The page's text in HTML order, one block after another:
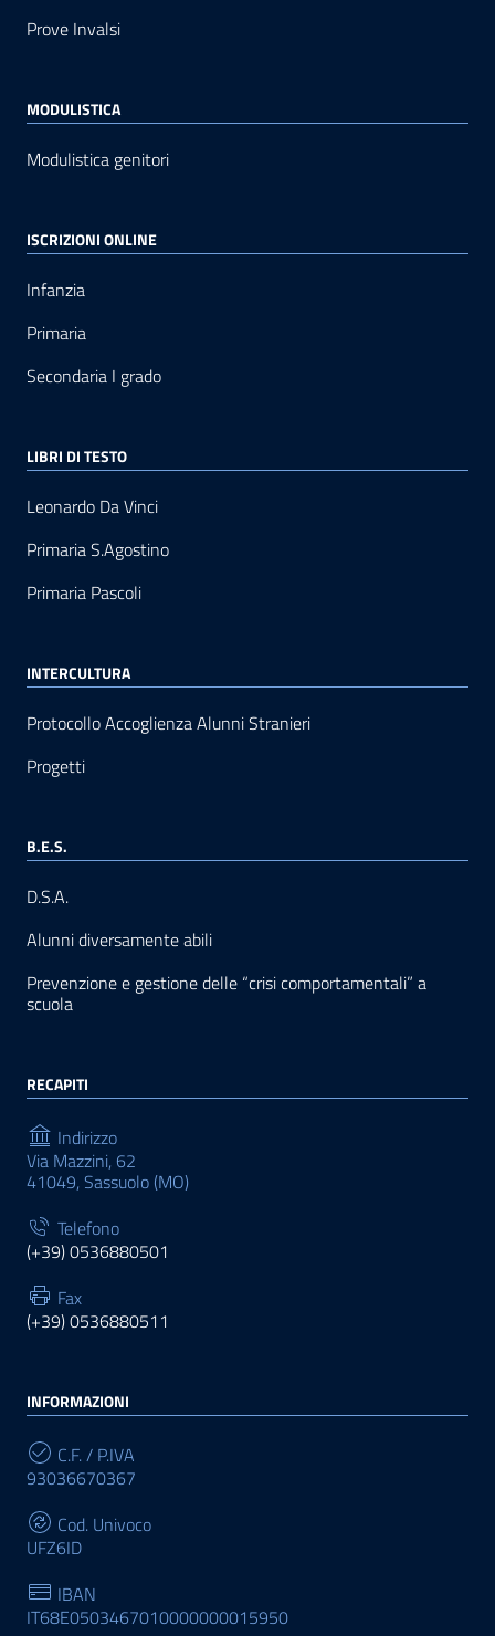
Prove Invalsi
MODULISTICA
Modulistica genitori
ISCRIZIONI ONLINE
Infanzia
Primaria
Secondaria I grado
LIBRI DI TESTO
Leonardo Da Vinci
Primaria S.Agostino
Primaria Pascoli
INTERCULTURA
Protocollo Accoglienza Alunni Stranieri
Progetti
B.E.S.
D.S.A.
Alunni diversamente abili
Prevenzione e gestione delle “crisi comportamentali” a
scuola
RECAPITI
Indirizzo
Via Mazzini, 62
41049, Sassuolo (MO)
Telefono
(+39) 0536880501
Fax
(+39) 0536880511
INFORMAZIONI
C.F. / P.IVA
93036670367
Cod. Univoco
UFZ6ID
IBAN
IT68E0503467010000000015950